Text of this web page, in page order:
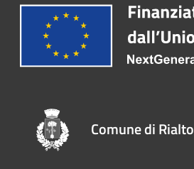
Comune di Rialto